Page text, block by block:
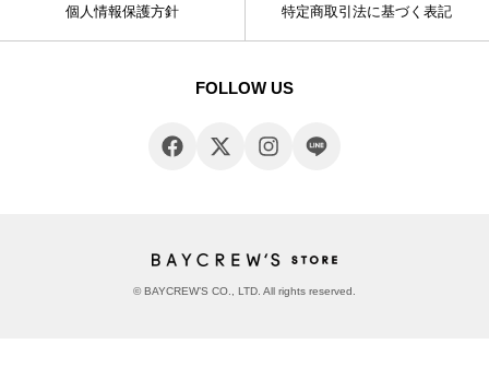
個人情報保護方針 特定商取引法に基づく表記
FOLLOW US
© BAYCREW’S CO., LTD. All rights reserved.